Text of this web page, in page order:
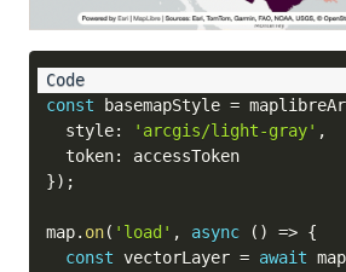
const basemapStyle =
  style
: 'arcgis/light-gray' ,
  token
:
accessToken
}) ;
map. on( 'load' , async ( ) => {
const vectorLayer = await